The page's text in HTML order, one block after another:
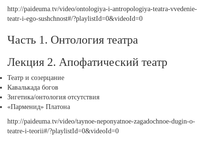
http://paideuma.tv/video/ontologiya-i-antropologiya-teatra-vvedenie-
teatr-i-ego-sushchnost#/?playlistId=0&videoId=0
Часть 1. Онтология театра
Лекция 2. Апофатический театр
Театр и созерцание
Кавалькада богов
Зигетика/онтология отсутствия
«Парменид» Платона
http://paideuma.tv/video/taynoe-neponyatnoe-zagadochnoe-dugin-o-
teatre-i-teorii#/?playlistId=0&videoId=0